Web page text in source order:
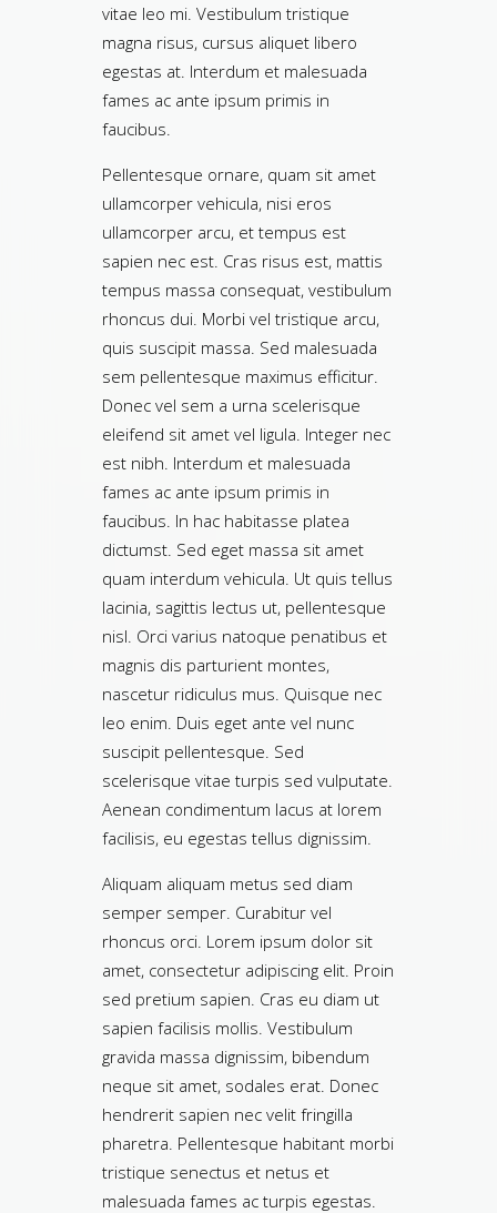
vitae leo mi. Vestibulum tristique
magna risus, cursus aliquet libero
egestas at. Interdum et malesuada
fames ac ante ipsum primis in
faucibus.
Pellentesque ornare, quam sit amet
ullamcorper vehicula, nisi eros
ullamcorper arcu, et tempus est
sapien nec est. Cras risus est, mattis
tempus massa consequat, vestibulum
rhoncus dui. Morbi vel tristique arcu,
quis suscipit massa. Sed malesuada
sem pellentesque maximus efficitur.
Donec vel sem a urna scelerisque
eleifend sit amet vel ligula. Integer nec
est nibh. Interdum et malesuada
fames ac ante ipsum primis in
faucibus. In hac habitasse platea
dictumst. Sed eget massa sit amet
quam interdum vehicula. Ut quis tellus
lacinia, sagittis lectus ut, pellentesque
nisl. Orci varius natoque penatibus et
magnis dis parturient montes,
nascetur ridiculus mus. Quisque nec
leo enim. Duis eget ante vel nunc
suscipit pellentesque. Sed
scelerisque vitae turpis sed vulputate.
Aenean condimentum lacus at lorem
facilisis, eu egestas tellus dignissim.
Aliquam aliquam metus sed diam
semper semper. Curabitur vel
rhoncus orci. Lorem ipsum dolor sit
amet, consectetur adipiscing elit. Proin
sed pretium sapien. Cras eu diam ut
sapien facilisis mollis. Vestibulum
gravida massa dignissim, bibendum
neque sit amet, sodales erat. Donec
hendrerit sapien nec velit fringilla
pharetra. Pellentesque habitant morbi
tristique senectus et netus et
malesuada fames ac turpis egestas.